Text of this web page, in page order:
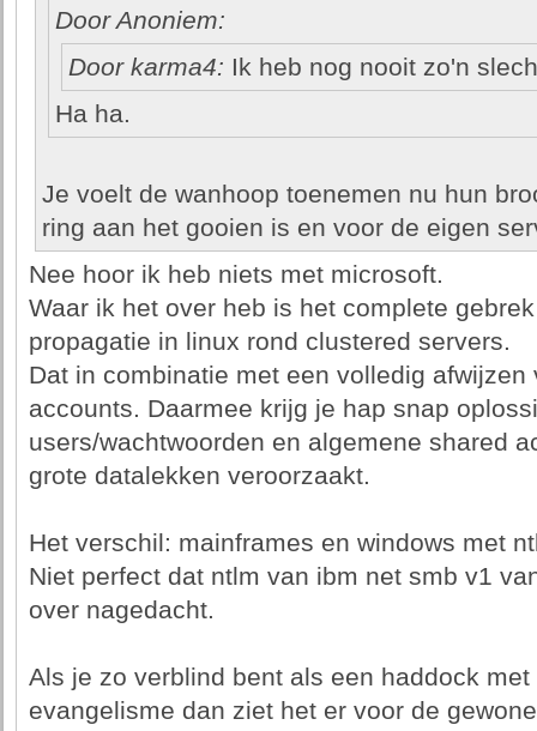
Door Anoniem:
Door karma4: Ik heb nog nooit zo'n
Ha ha.
Je voelt de wanhoop toenemen nu hun
ring aan het gooien is en voor de eigen
Nee hoor ik heb niets met microsoft.
Waar ik het over heb is het complete
propagatie in linux rond clustered servers.
Dat in combinatie met een volledig
accounts. Daarmee krijg je hap snap
users/wachtwoorden en algemene shared
grote datalekken veroorzaakt.
Het verschil: mainframes en windows met
Niet perfect dat ntlm van ibm net smb v1
over nagedacht.
Als je zo verblind bent als een haddock
evangelisme dan ziet het er voor de